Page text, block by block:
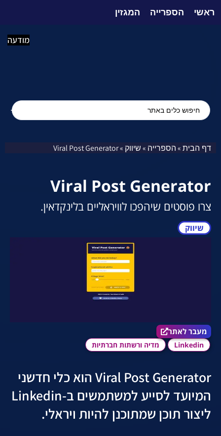
ראשי הספרייה המגזין
מודעה
דף הבית»הספרייה »שיווק »
Viral Post Generator
Viral Post Generator
צרו פוסטים שיהפכו לוויראליים בלינקדאין.
שיווק
מעבר לאתר הכלי
Linkedin מדיה ורשתות חברתיות
מעבר לאתר
Viral Post Generator הוא כלי חדשני
המיועד לסייע למשתמשים ב-Linkedin
ליצור תוכן שמתוכנן להיות ויראלי.